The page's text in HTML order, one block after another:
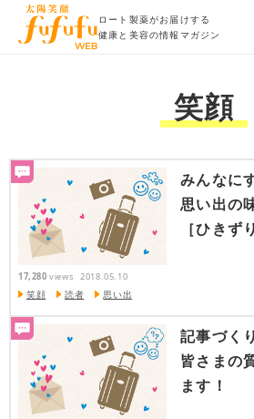
ロート製薬がお届けする
健康と美容の情報マガジン
笑顔
みんなに
思い出の
［ひきず
17,280 views 2018.05.10
笑顔 読者 思い出
記事づく
皆さまの
ます！